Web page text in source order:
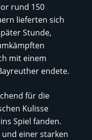
rund 150
lieferten sich
Stunde,
mit einem
endete.
für die
Kulisse
Spiel fanden.
einer starken